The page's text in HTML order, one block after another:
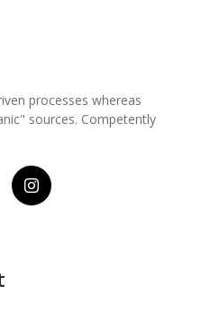
processes whereas
sources. Competently